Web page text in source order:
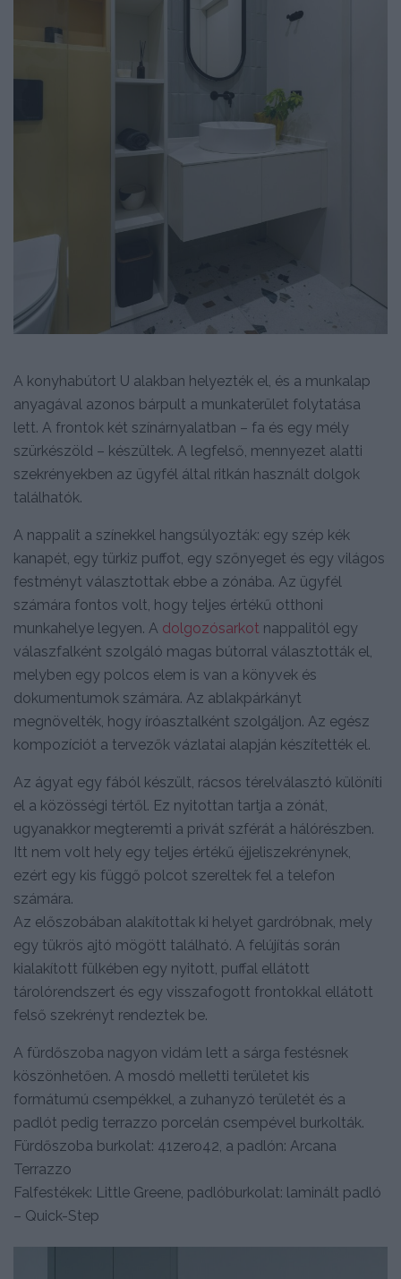
A konyhabútort U alakban helyezték el, és a munkalap
anyagával azonos bárpult a munkaterület folytatása
lett. A frontok két színárnyalatban – fa és egy mély
szürkészöld – készültek. A legfelső, mennyezet alatti
szekrényekben az ügyfél által ritkán használt dolgok
találhatók.
A nappalit a színekkel hangsúlyozták: egy szép kék
kanapét, egy türkiz puffot, egy szőnyeget és egy világos
festményt választottak ebbe a zónába. Az ügyfél
számára fontos volt, hogy teljes értékű otthoni
munkahelye legyen. A dolgozósarkot nappalitól egy
válaszfalként szolgáló magas bútorral választották el,
melyben egy polcos elem is van a könyvek és
dokumentumok számára. Az ablakpárkányt
megnövelték, hogy íróasztalként szolgáljon. Az egész
kompozíciót a tervezők vázlatai alapján készítették el.
Az ágyat egy fából készült, rácsos térelválasztó különíti
el a közösségi tértől. Ez nyitottan tartja a zónát,
ugyanakkor megteremti a privát szférát a hálórészben.
Itt nem volt hely egy teljes értékű éjjeliszekrénynek,
ezért egy kis függő polcot szereltek fel a telefon
számára.
Az előszobában alakítottak ki helyet gardróbnak, mely
egy tükrös ajtó mögött található. A felújítás során
kialakított fülkében egy nyitott, puffal ellátott
tárolórendszert és egy visszafogott frontokkal ellátott
felső szekrényt rendeztek be.
A fürdőszoba nagyon vidám lett a sárga festésnek
köszönhetően. A mosdó melletti területet kis
formátumú csempékkel, a zuhanyzó területét és a
padlót pedig terrazzo porcelán csempével burkolták.
Fürdőszoba burkolat: 41zero42, a padlón: Arcana
Terrazzo
Falfestékek: Little Greene, padlóburkolat: laminált padló
– Quick-Step